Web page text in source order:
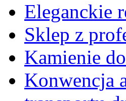
Eleganckie
Sklep z
Kamienie
Konwencja